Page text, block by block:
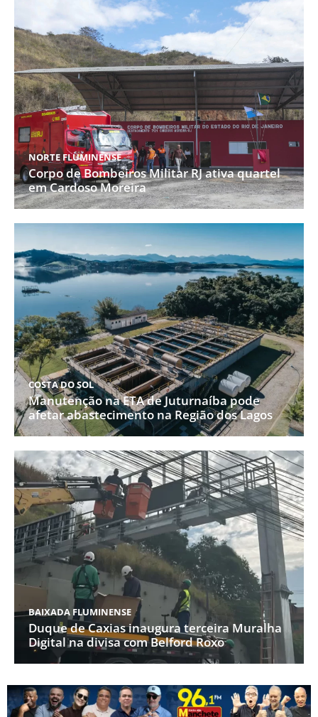
NORTE FLUMINENSE
Corpo de Bombeiros Militar RJ ativa quartel
em Cardoso Moreira
COSTA DO SOL
Manutenção na ETA de Juturnaíba pode
afetar abastecimento na Região dos Lagos
BAIXADA FLUMINENSE
Duque de Caxias inaugura terceira Muralha
Digital na divisa com Belford Roxo